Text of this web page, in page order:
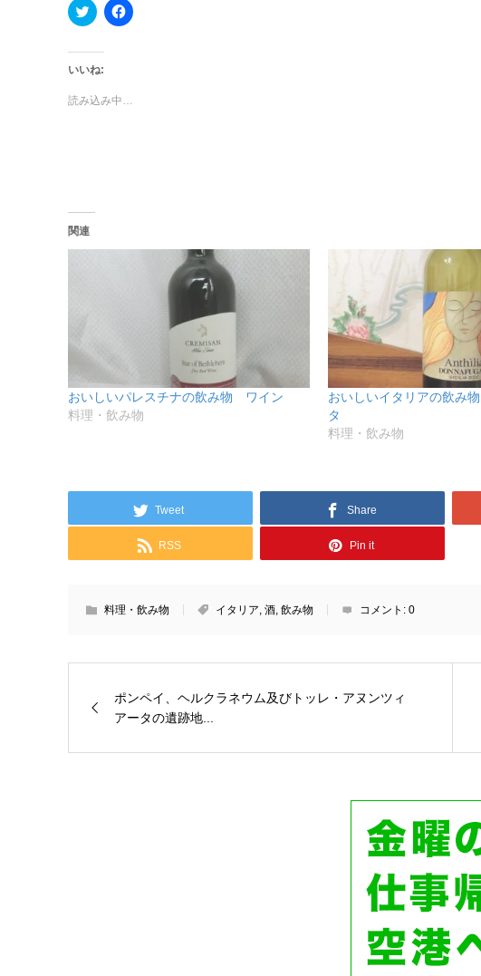
ク
リ
し
て
Twitter
で
共
ウ
Facebook
で
ク
いいね:
読み込み中…
関連
おいしいパレスチナの飲み物 ワイン
料理・飲み物
おいしいイタリアの飲み
タ
料理・飲み物
Tweet Share
RSS Pin it
料理・飲み物 イタリア, 酒, 飲み物 コメント: 0
ポンペイ、ヘルクラネウム及びトッレ・アヌンツィ
アータの遺跡地...